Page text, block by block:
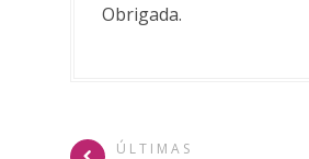
Obrigada.
ÚLTIMAS